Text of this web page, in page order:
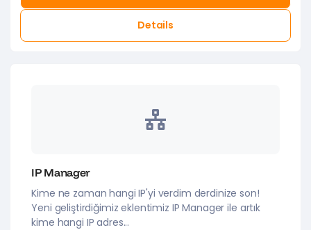
Details
IP Manager
Kime ne zaman hangi IP'yi verdim derdinize son!
Yeni geliştirdiğimiz eklentimiz IP Manager ile artık
kime hangi IP adres...